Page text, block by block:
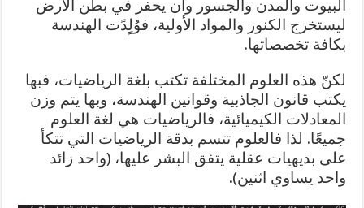
البيوت والمدن والجسور وأن يحفر في بطن الأرض
ليستخرج الكنوز والمواد الأولية، فوُلٍدًت الهندسة
بكافة تخصصاتها.
لكنّ هذه العلوم المختلفة تكتب بلغة الرياضيات، فبها
يكتب قانون الجاذبية وقوانين الهندسة، وبها يتم وزن
المعادلات الكيميائية، فالرياضيات هي لغة العلوم
جميعًا. لذا فالعلوم تتسم بدقة الرياضيات التي تتكأ
على بديهيات عقلية يتفق البشر عليها، (واحد زائد
واحد يساوي اثنين).